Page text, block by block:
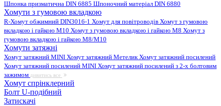
Шпонка призматична DIN 6885 Шпоночний матеріал DIN 6880
Хомути з гумовою вкладкою
R-Хомут обжимний DIN3016-1 Хомут для повітроводів Хомут з гумовою
вкладкою і гайкою M10 Хомут з гумовою вкладкою і гайкою M8 Хомут з
гумовою вкладкою і гайкою М8/M10
Хомути затяжні
Хомут затяжний MINI Хомут затяжний МетеликХомут затяжний посилений
Хомут затяжний посилений MINI Хомут затяжний посилений з 2-х болтовим
зажимом дивитись все
Хомут спрінклерний
Болт U-подібний
Затискачі